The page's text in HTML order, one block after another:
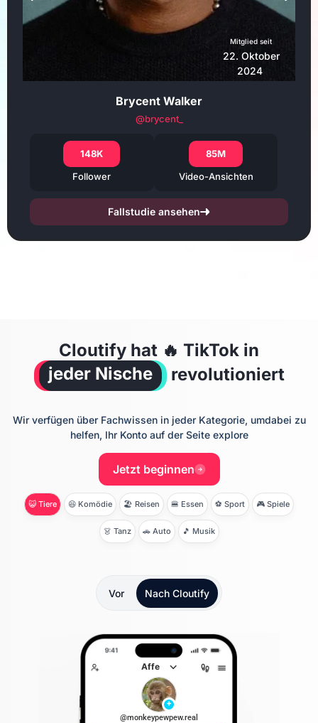
Mitglied seit
22. Oktober
2024
Brycent Walker
@brycent_
148K
Follower
85M
Video-Ansichten
Fallstudie ansehen
Cloutify hat 🔥 TikTok in
jeder Nische
revolutioniert
Wir verfügen über Fachwissen in jeder Kategorie, umdabei zu
helfen, Ihr Konto auf der Seite explore
Jetzt beginnen
😺 Tiere 😆 Komödie 🏖 Reisen 🍔 Essen ⚽ Sport 🎮 Spiele
👗 Tanz 🚗 Auto 🎵 Musik
Vor Nach Cloutify
Affe ⌵
+
@monkeypewpew.real